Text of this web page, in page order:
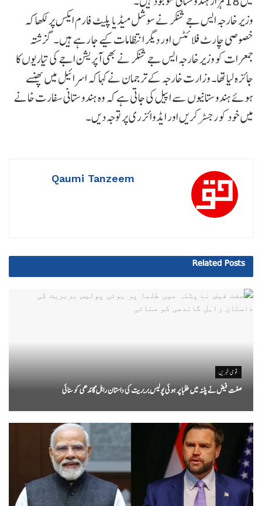
وزیر خارجہ ایس جے شنکر نے سوشل میڈیا پلیٹ فارم ایکس پر لکھا کہ
خصوصی چارٹ فلائٹس اور دیگر انتظامات کیے جا رہے ہیں۔ گزشتہ
جمعرات کو وزیر خارجہ ایس جے شنکر نے بھی آپریشن اجے کی تیاریوں کا
جائزہ لیا تھا۔ وزارت خارجہ کے ترجمان نے کہا کہ اسرائیل میں پھنسے
ہوئے ہندوستانیوں سے اپیل کی جاتی ہے کہ وہ ہندوستانی سفارت خانے
میں خود کو رجسٹر کریں اور ایڈوائزری پر توجہ دیں۔
Qaumi Tanzeem
Related Posts
قومی خبریں
صفت فیض نے پٹنہ میں طلبا پر ہوئی پولیس بربریت کی داستان راہل گاندھی کو سنائی